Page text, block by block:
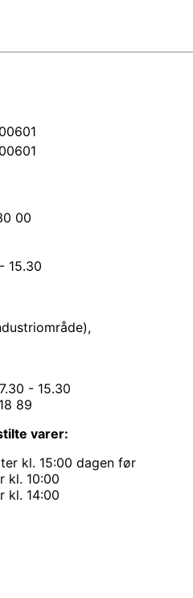
00
15.30
- 15.30
89
varer:
kl. 15:00 dagen før
kl. 10:00
kl. 14:00